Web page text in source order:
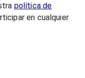
política de
en cualquier